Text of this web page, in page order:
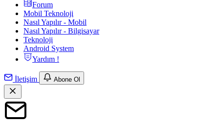
Forum
Mobil Teknoloji
Nasıl Yapılır - Mobil
Nasıl Yapılır - Bilgisayar
Teknoloji
Android System
Yardım !
İletişim Abone Ol